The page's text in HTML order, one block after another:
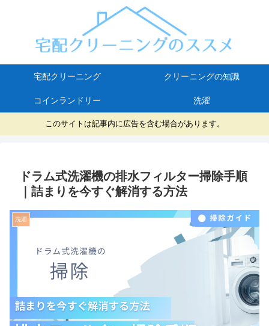
宅配クリーニング クリーニングの知識
コインランドリー 洗濯
このサイトは記事内に広告を含む場合があります。
ドラム式洗濯機の排水フィルター掃除手順
｜詰まりを今すぐ解消する方法
洗濯